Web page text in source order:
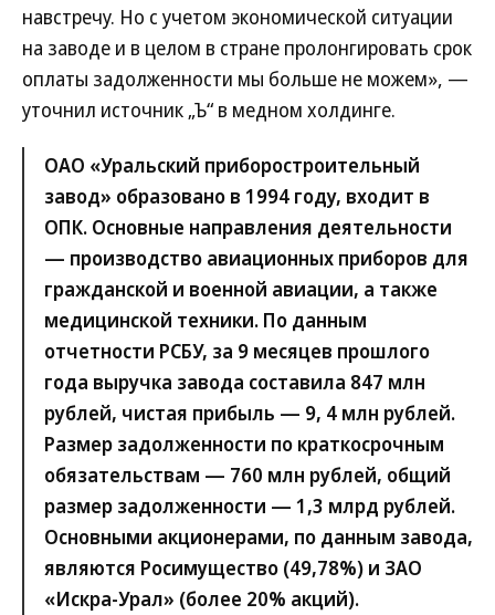
навстречу. Но с учетом экономической ситуации
на заводе и в целом в стране пролонгировать срок
оплаты задолженности мы больше не можем», —
уточнил источник „Ъ“ в медном холдинге.
ОАО «Уральский приборостроительный
завод» образовано в 1994 году, входит в
ОПК. Основные направления деятельности
— производство авиационных приборов для
гражданской и военной авиации, а также
медицинской техники. По данным
отчетности РСБУ, за 9 месяцев прошлого
года выручка завода составила 847 млн
рублей, чистая прибыль — 9, 4 млн рублей.
Размер задолженности по краткосрочным
обязательствам — 760 млн рублей, общий
размер задолженности — 1,3 млрд рублей.
Основными акционерами, по данным завода,
являются Росимущество (49,78%) и ЗАО
«Искра-Урал» (более 20% акций).